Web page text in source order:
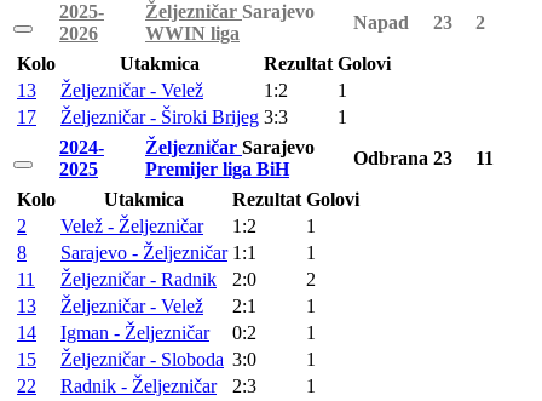
2025-
2026
Željezničar Sarajevo
WWIN liga
Napad 23
2
Kolo
Utakmica Rezultat Golovi
13
Željezničar - Velež 1:2
1
17
Željezničar - Široki Brijeg 3:3
1
2024-
2025
Željezničar Sarajevo
Premijer liga BiH
Odbrana 23
11
Kolo
Utakmica Rezultat Golovi
2
Velež - Željezničar 1:2
1
8
Sarajevo - Željezničar 1:1
1
11
Željezničar - Radnik 2:0
2
13
Željezničar - Velež 2:1
1
14
Igman - Željezničar 0:2
1
15
Željezničar - Sloboda 3:0
1
22
Radnik - Željezničar 2:3
1